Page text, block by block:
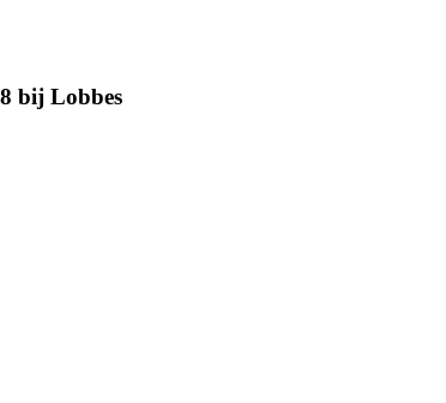
bij Lobbes